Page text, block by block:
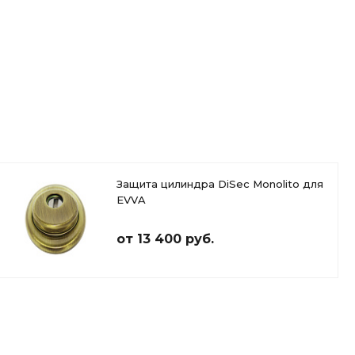
Защита цилиндра DiSec Monolito для
EVVA
от 13 400 руб.